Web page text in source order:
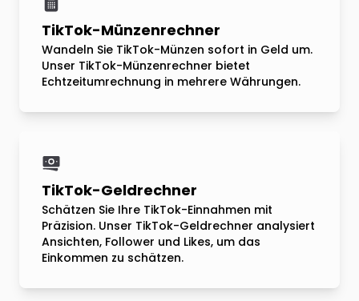
TikTok-Münzenrechner
Wandeln Sie TikTok-Münzen sofort in Geld um.
Unser TikTok-Münzenrechner bietet
Echtzeitumrechnung in mehrere Währungen.
TikTok-Geldrechner
Schätzen Sie Ihre TikTok-Einnahmen mit
Präzision. Unser TikTok-Geldrechner analysiert
Ansichten, Follower und Likes, um das
Einkommen zu schätzen.